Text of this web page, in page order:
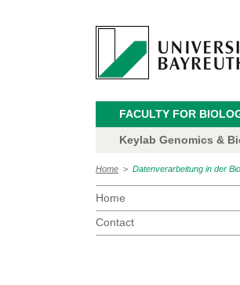
FACULTY FOR
Keylab Genomics &
Home > Datenverarbeitung in der
Home
Contact